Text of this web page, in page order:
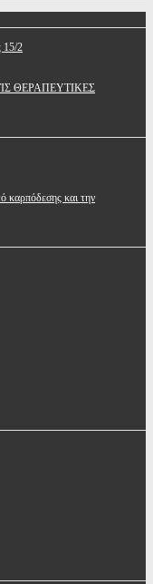
15/2
ΘΕΡΑΠΕΥΤΙΚΕΣ
καρπόδεσης και την